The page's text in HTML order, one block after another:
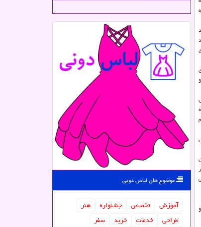
در
و
موضوع های لباس دونی
آموزش تخصص جشنواره
هنر
طراحی
خدمات خرید سفر